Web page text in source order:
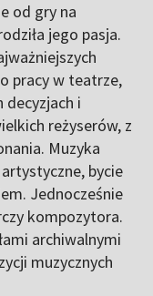
od gry na
jego pasja.
pracy w teatrze,
decyzjach i
reżyserów, z
Muzyka
bycie
Jednocześnie
kompozytora.
archiwalnymi
muzycznych